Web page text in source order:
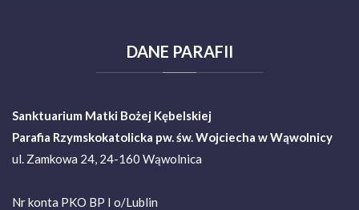
DANE PARAFII
Sanktuarium Matki Bożej Kębelskiej
Parafia Rzymskokatolicka pw. św. Wojciecha w Wąwolnicy
ul. Zamkowa 24, 24-160 Wąwolnica
Nr konta PKO BP I o/Lublin